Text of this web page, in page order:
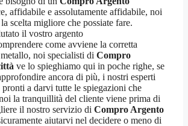
affidabile e assolutamente affidabile, noi
scelta migliore che possiate fare.
il vostro argento
come avviene la corretta
noi specialisti di Compro
ve lo spieghiamo qui in poche righe, se
ancora di più, i nostri esperti
pronti a darvi tutte le spiegazioni che
la tranquillità del cliente viene prima di
il nostro servizio di Compro Argento
aiutarvi nel decidere o meno di